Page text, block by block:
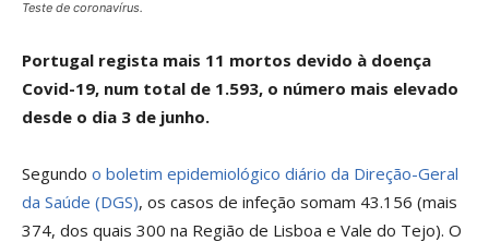
Teste de coronavírus.
Portugal regista mais 11 mortos devido à doença
Covid-19, num total de 1.593, o número mais elevado
desde o dia 3 de junho.
Segundo o boletim epidemiológico diário da Direção-Geral
da Saúde (DGS), os casos de infeção somam 43.156 (mais
374, dos quais 300 na Região de Lisboa e Vale do Tejo). O